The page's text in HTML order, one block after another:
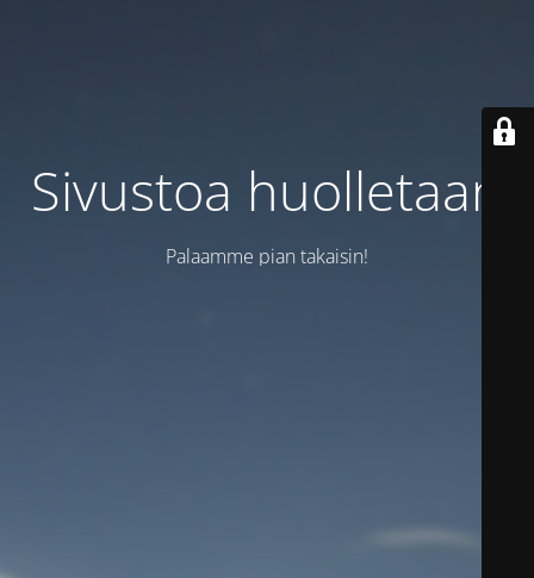
Sivustoa huolletaan
Palaamme pian takaisin!